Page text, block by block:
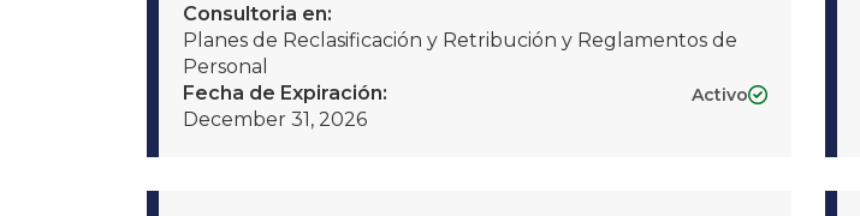
Consultoria en:
Planes de Reclasificación y Retribución y Reglamentos de
Personal
Fecha de Expiración:
December 31, 2026
Activo